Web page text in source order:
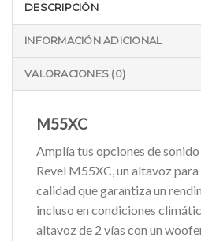
DESCRIPCIÓN
INFORMACIÓN ADICIONAL
VALORACIONES (0)
M55XC
Amplía tus opciones de
Revel M55XC, un altavoz
calidad que garantiza un
incluso en condiciones
altavoz de 2 vías con un